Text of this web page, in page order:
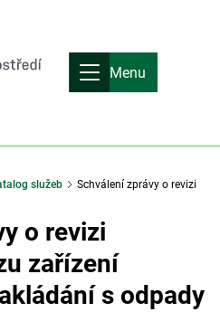
Menu
služeb
Schválení zprávy o revizi
o revizi
zařízení
s odpady